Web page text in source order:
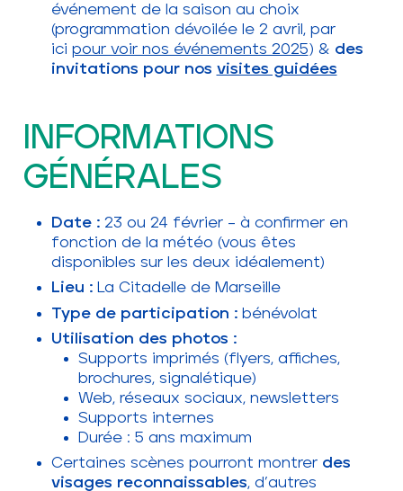
événement de la saison au choix
(programmation dévoilée le 2 avril, par
ici pour voir nos événements 2025) & des
invitations pour nos visites guidées
INFORMATIONS
GÉNÉRALES
Date :23 ou 24 février – à confirmer en
fonction de la météo (vous êtes
disponibles sur les deux idéalement)
Lieu :La Citadelle de Marseille
Type de participation :bénévolat
Utilisation des photos :
Supports imprimés (flyers, affiches,
brochures, signalétique)
Web, réseaux sociaux, newsletters
Supports internes
Durée : 5 ans maximum
Certaines scènes pourront montrer des
visages reconnaissables, d’autres